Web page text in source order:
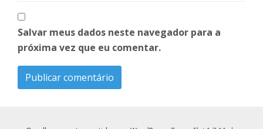
Salvar meus dados neste navegador para a
próxima vez que eu comentar.